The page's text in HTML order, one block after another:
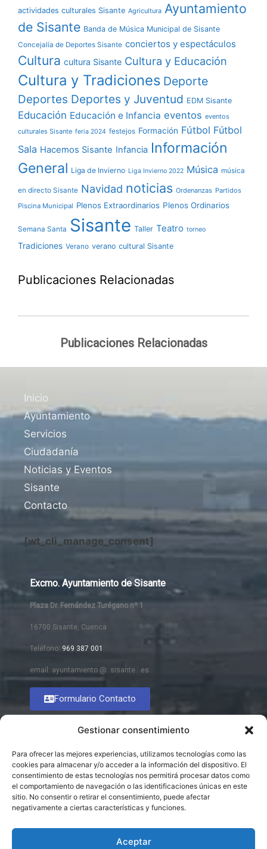
Gestionar consentimiento
Para ofrecer las mejores experiencias, utilizamos tecnologías como las
cookies para almacenar y/o acceder a la información del dispositivo. El
consentimiento de estas tecnologías nos permitirá procesar datos como
el comportamiento de navegación o las identificaciones únicas en este
sitio. No consentir o retirar el consentimiento, puede afectar
negativamente a ciertas características y funciones.
Aceptar
actividades culturales Sisante Agricultura Ayuntamiento
de Sisante Banda de Música Municipal de Sisante
Concejalía de Deportes Sisante conciertos y espectáculos
Cultura cultura Sisante Cultura y Educación
Cultura y Tradiciones Deporte
Deportes Deportes y Juventud EDM Sisante
Educación Educación e Infancia eventos eventos
culturales Sisante feria 2024 festejos Formación Fútbol Fútbol
Sala Hacemos Sisante Infancia Información
General Liga de Invierno Liga Invierno 2022 Música música
en directo Sisante Navidad noticias Ordenanzas Partidos
Piscina Municipal Plenos Extraordinarios Plenos Ordinarios
Semana Santa Sisante Taller Teatro torneo
Tradiciones Verano verano cultural Sisante
Publicaciones Relacionadas
Publicaciones Relacionadas
Inicio
Ayuntamiento
Servicios
Ciudadanía
Noticias y Eventos
Sisante
Contacto
[wt_cli_manage_consent]
Excmo. Ayuntamiento de Sisante
Plaza Dr. Fernández Turégano nº 1
16700 Sisante, Cuenca
Teléfono: 969 387 001
email: ayuntamiento @ sisante . es
Formulario Contacto